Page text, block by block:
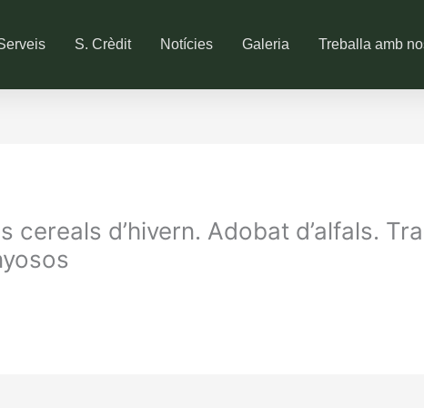
S. Crèdit Notícies Galeria Treballa amb
cereals d’hivern. Adobat d’alfals.